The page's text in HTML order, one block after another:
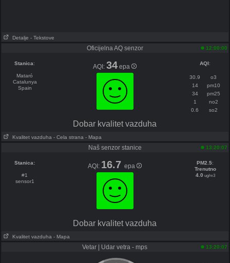
Detalje - Tekstove
Oficijelna AQ senzor 12:00:00
Stanica:
Mataró
Catalunya
Spain
AQI:34 epa AQI:
30.9
o3
14
pm10
34
pm25
1
no2
0.6
so2
Dobar kvalitet vazduha
Kvalitet vazduha - Cela strana - Mapa
Naš senzor stanice 13:20:07
Stanica:
#1
sensor1
AQI: 16.7epa PM2.5:
Trenutno
4.0 ug/m3
Dobar kvalitet vazduha
Kvalitet vazduha - Mapa
Vetar | Udar vetra - mps 13:20:07